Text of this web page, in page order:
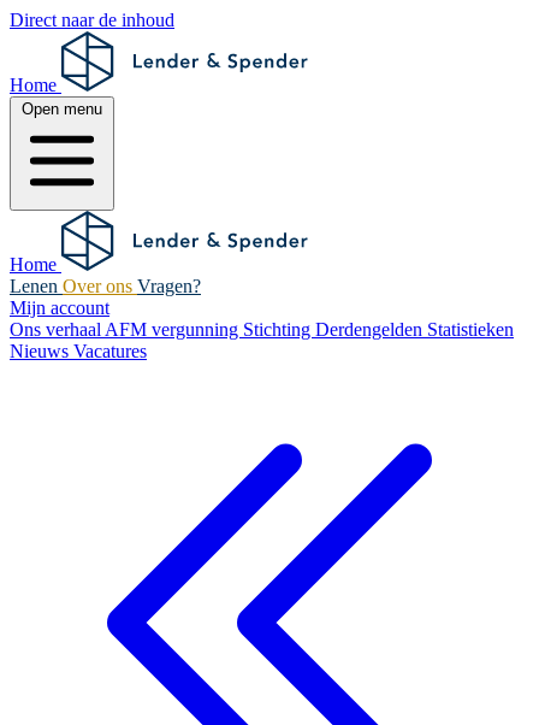
Direct naar de inhoud
Home
Open menu
Home
Lenen Over ons Vragen?
Mijn account
Ons verhaal AFM vergunning Stichting Derdengelden Statistieken
Nieuws Vacatures